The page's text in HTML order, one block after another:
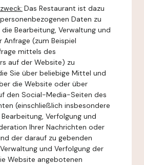
Das Restaurant ist dazu
Daten zu
Bearbeitung, Verwaltung und
Anfrage (zum Beispiel
mittels des
auf der Website) zu
Sie über beliebige Mittel und
die Website oder über
den Social-Media-Seiten des
(einschließlich insbesondere
Verfolgung und
Ihrer Nachrichten oder
der darauf zu gebenden
und Verfolgung der
Website angebotenen